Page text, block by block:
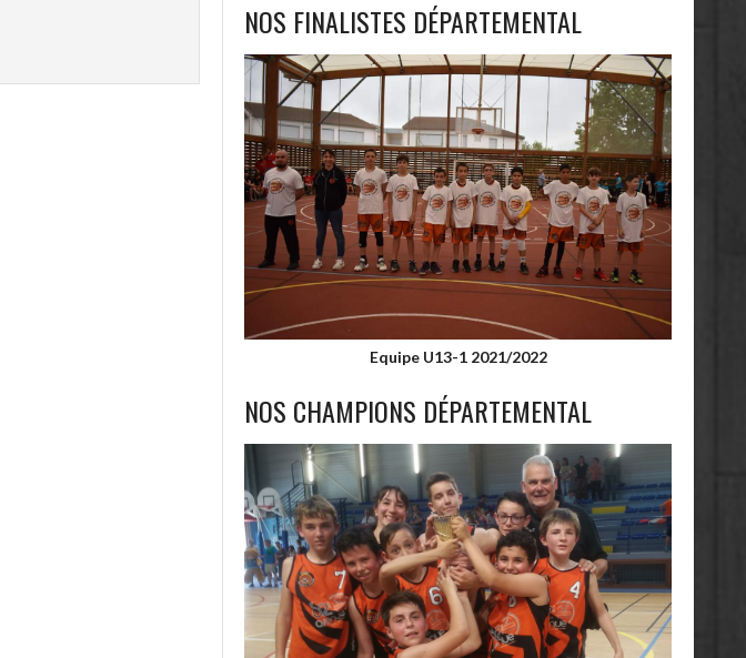
NOS FINALISTES DÉPARTEMENTAL
Equipe U13-1 2021/2022
NOS CHAMPIONS DÉPARTEMENTAL